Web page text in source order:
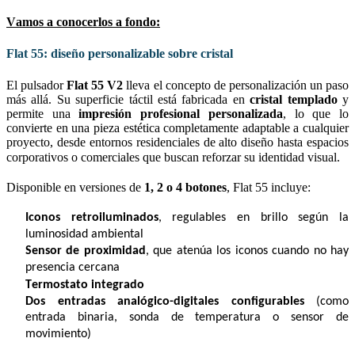
Vamos a conocerlos a fondo:
Flat 55: diseño personalizable sobre cristal
El pulsador Flat 55 V2 lleva el concepto de personalización un paso
más allá. Su superficie táctil está fabricada en cristal templado y
permite una impresión profesional personalizada, lo que lo
convierte en una pieza estética completamente adaptable a cualquier
proyecto, desde entornos residenciales de alto diseño hasta espacios
corporativos o comerciales que buscan reforzar su identidad visual.
Disponible en versiones de 1, 2 o 4 botones, Flat 55 incluye:
Iconos retroiluminados, regulables en brillo según la
luminosidad ambiental
Sensor de proximidad, que atenúa los iconos cuando no hay
presencia cercana
Termostato integrado
Dos entradas analógico-digitales configurables (como
entrada binaria, sonda de temperatura o sensor de
movimiento)